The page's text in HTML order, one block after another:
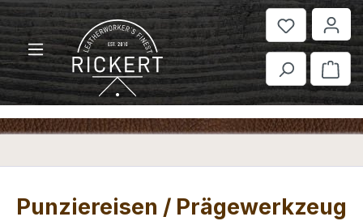
Zum Hauptinhalt springen
Punziereisen / Prägewerkzeug